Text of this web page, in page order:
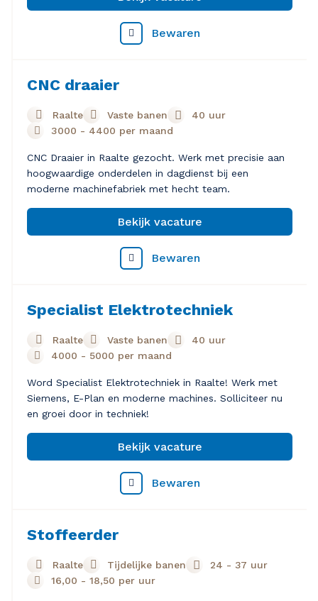
Bewaren
CNC draaier
Raalte Vaste banen
40 uur
3000 - 4400 per maand
CNC Draaier in Raalte gezocht. Werk met precisie aan
hoogwaardige onderdelen in dagdienst bij een
moderne machinefabriek met hecht team.
Bekijk vacature
Bewaren
Specialist Elektrotechniek
Raalte Vaste banen
40 uur
4000 - 5000 per maand
Word Specialist Elektrotechniek in Raalte! Werk met
Siemens, E-Plan en moderne machines. Solliciteer nu
en groei door in techniek!
Bekijk vacature
Bewaren
Stoffeerder
Raalte Tijdelijke banen
24 - 37 uur
16,00 - 18,50 per uur